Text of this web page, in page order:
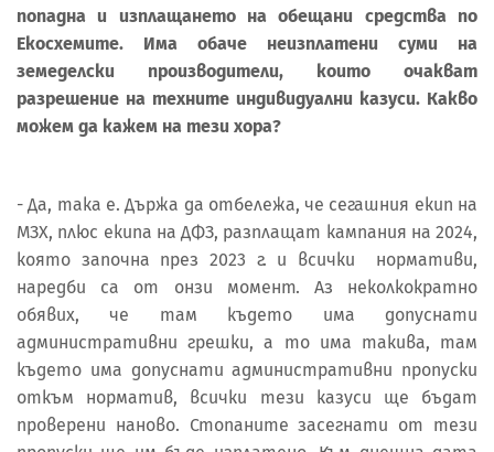
попадна и изплащането на обещани средства по
Екосхемите. Има обаче неизплатени суми на
земеделски производители, които очакват
разрешение на техните индивидуални казуси. Какво
можем да кажем на тези хора?
- Да, така е. Държа да отбележа, че сегашния екип на
МЗХ, плюс екипа на ДФЗ, разплащат кампания на 2024,
която започна през 2023 г. и всички нормативи,
наредби са от онзи момент. Аз неколкократно
обявих, че там където има допуснати
административни грешки, а то има такива, там
където има допуснати административни пропуски
откъм норматив, всички тези казуси ще бъдат
проверени наново. Стопаните засегнати от тези